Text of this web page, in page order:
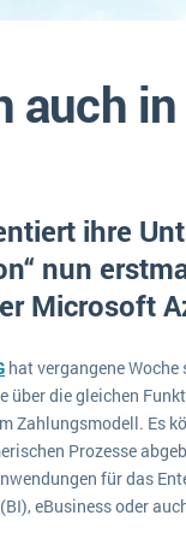
MEHR ÜBER
auch
ihre
nun
Microsoft
hat vergangene
über die gleichen
Zahlungsmodell. Es
Prozesse
für das
eBusiness oder